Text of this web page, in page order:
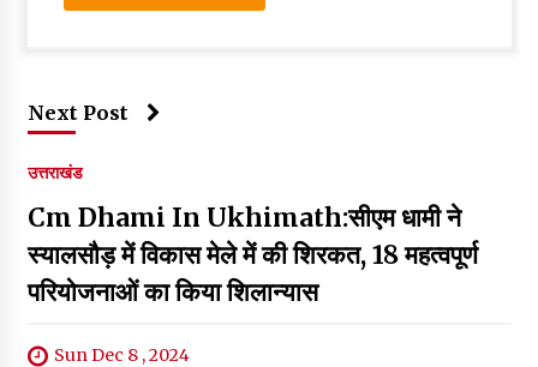
Next Post
उत्तराखंड
Cm Dhami In Ukhimath:सीएम धामी ने
स्यालसौड़ में विकास मेले में की शिरकत, 18 महत्वपूर्ण
परियोजनाओं का किया शिलान्यास
Sun Dec 8 , 2024